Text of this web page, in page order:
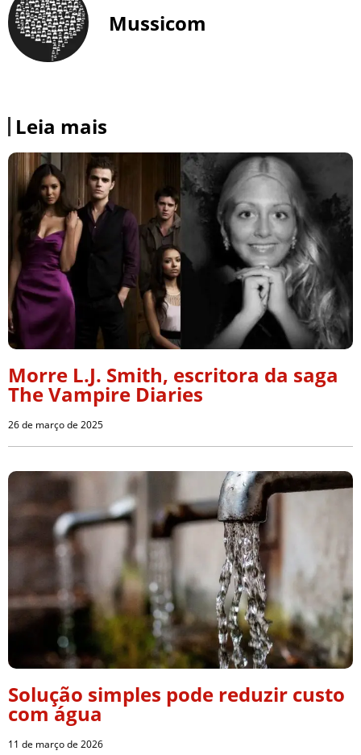
Mussicom
Leia mais
Morre L.J. Smith, escritora da saga
The Vampire Diaries
26 de março de 2025
Solução simples pode reduzir custo
com água
11 de março de 2026